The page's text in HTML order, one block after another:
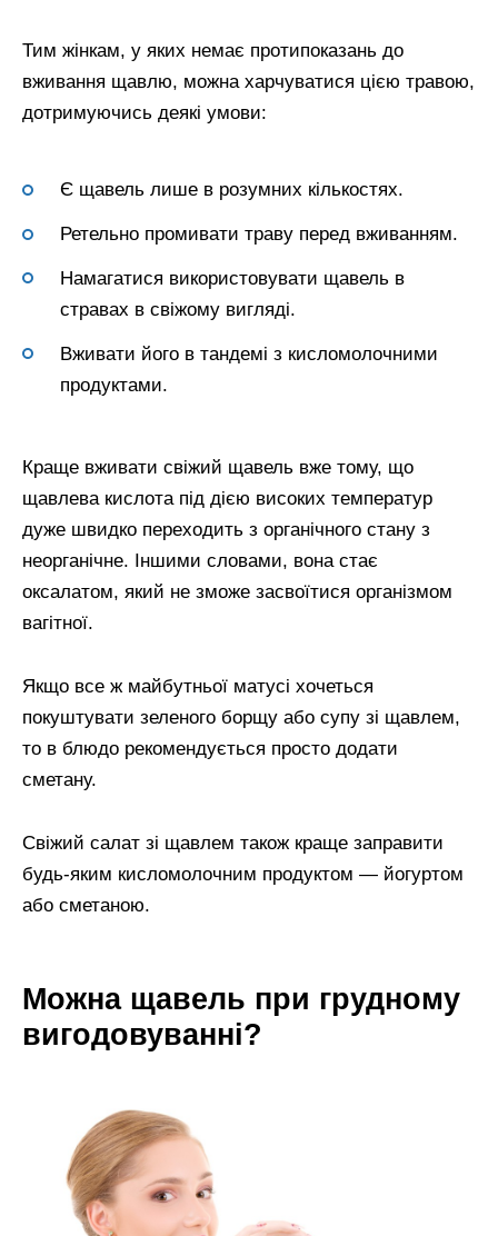
Тим жінкам, у яких немає протипоказань до
вживання щавлю, можна харчуватися цією травою,
дотримуючись деякі умови:
Є щавель лише в розумних кількостях.
Ретельно промивати траву перед вживанням.
Намагатися використовувати щавель в
стравах в свіжому вигляді.
Вживати його в тандемі з кисломолочними
продуктами.
Краще вживати свіжий щавель вже тому, що
щавлева кислота під дією високих температур
дуже швидко переходить з органічного стану з
неорганічне. Іншими словами, вона стає
оксалатом, який не зможе засвоїтися організмом
вагітної.
Якщо все ж майбутньої матусі хочеться
покуштувати зеленого борщу або супу зі щавлем,
то в блюдо рекомендується просто додати
сметану.
Свіжий салат зі щавлем також краще заправити
будь-яким кисломолочним продуктом — йогуртом
або сметаною.
Можна щавель при грудному
вигодовуванні?